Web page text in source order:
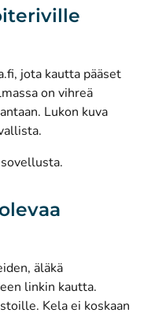
jota kautta pääset
on vihreä
Lukon kuva
äläkä
linkin kautta.
Kela ei koskaan